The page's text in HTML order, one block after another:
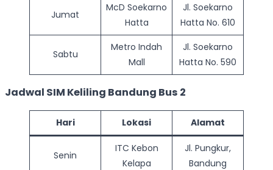
Jumat
McD Soekarno
Hatta
Jl. Soekarno
Hatta No. 610
Sabtu
Metro Indah
Mall
Jl. Soekarno
Hatta No. 590
Jadwal SIM Keliling Bandung Bus 2
Hari Lokasi Alamat
Senin
ITC Kebon
Kelapa
Jl. Pungkur,
Bandung